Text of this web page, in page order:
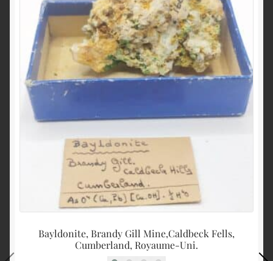
Bayldonite, Brandy Gill Mine,Caldbeck Fells,
Cumberland, Royaume-Uni.